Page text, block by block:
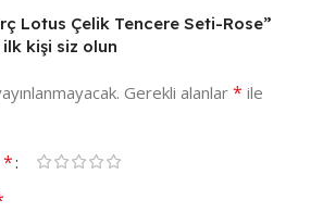
Lotus Çelik Tencere Seti-Rose”
kişi siz olun
Gerekli alanlar * ile
*